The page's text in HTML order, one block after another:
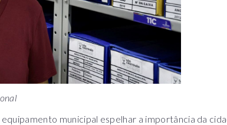
municipal espelhar a importância da